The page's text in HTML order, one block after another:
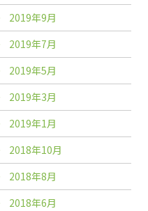
2019年9月
2019年7月
2019年5月
2019年3月
2019年1月
2018年10月
2018年8月
2018年6月